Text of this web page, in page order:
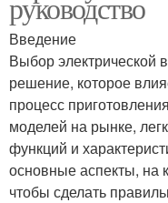
Панель для
кухни
Индукционная
Введение
Выбор
решение, которое
процесс
моделей на рынке,
функций и
основные аспекты, на
чтобы сделать